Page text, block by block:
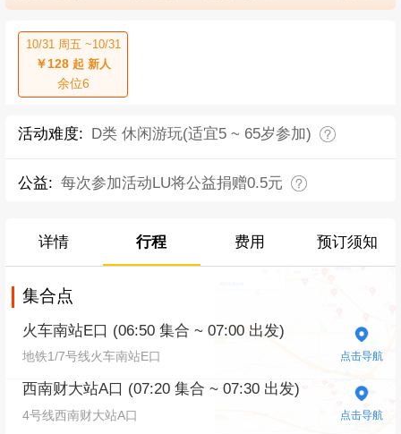
10/31 周五 ~10/31
￥128起 新人
余位6
活动难度: D类 休闲游玩(适宜5 ~ 65岁参加)
公益: 每次参加活动LU将公益捐赠0.5元
详情 行程 费用 预订须知
集合点
火车南站E口 (06:50 集合 ~ 07:00 出发)
地铁1/7号线火车南站E口 点击导航
西南财大站A口 (07:20 集合 ~ 07:30 出发)
4号线西南财大站A口 点击导航